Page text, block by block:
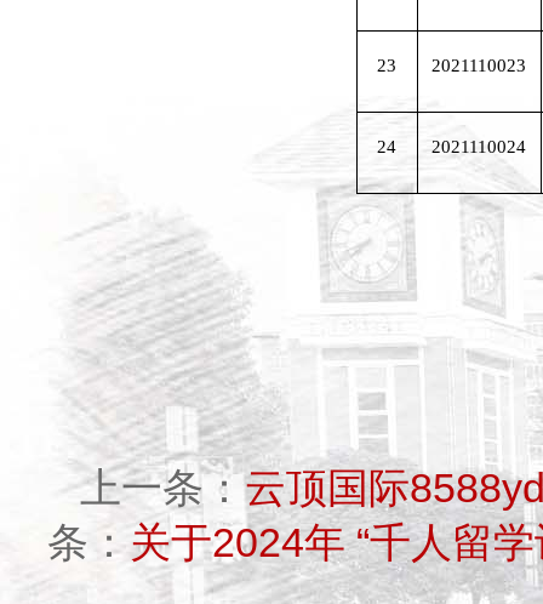
23 2021110023
24 2021110024
上一条：云顶国际
条：关于2024年 “千人留